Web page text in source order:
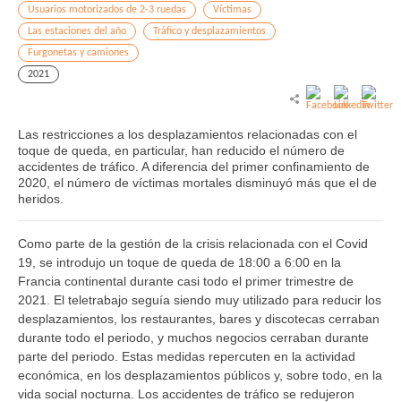
Usuarios motorizados de 2-3 ruedas
Víctimas
Las estaciones del año
Tráfico y desplazamientos
Furgonetas y camiones
2021
Las restricciones a los desplazamientos relacionadas con el
toque de queda, en particular, han reducido el número de
accidentes de tráfico. A diferencia del primer confinamiento de
2020, el número de víctimas mortales disminuyó más que el de
heridos.
Como parte de la gestión de la crisis relacionada con el Covid
19, se introdujo un toque de queda de 18:00 a 6:00 en la
Francia continental durante casi todo el primer trimestre de
2021. El teletrabajo seguía siendo muy utilizado para reducir los
desplazamientos, los restaurantes, bares y discotecas cerraban
durante todo el periodo, y muchos negocios cerraban durante
parte del periodo. Estas medidas repercuten en la actividad
económica, en los desplazamientos públicos y, sobre todo, en la
vida social nocturna. Los accidentes de tráfico se redujeron